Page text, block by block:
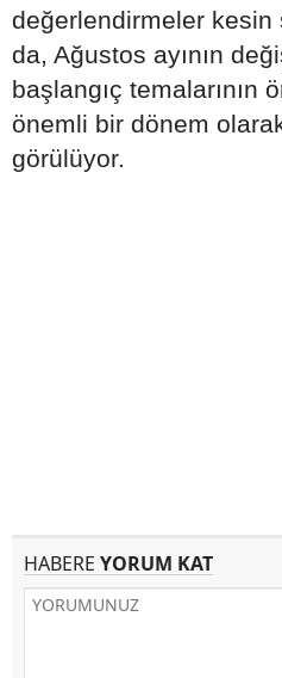
değerlendirmeler kesin
da, Ağustos ayının
başlangıç temalarının
önemli bir dönem
görülüyor.
HABERE YORUM KAT